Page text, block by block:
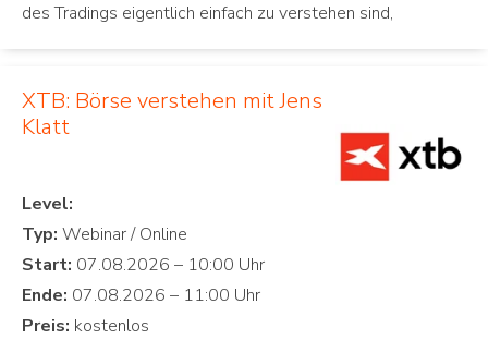
des Tradings eigentlich einfach zu verstehen sind,
XTB: Börse verstehen mit Jens
Klatt
Level:
Typ:
Start:
Ende:
Preis: